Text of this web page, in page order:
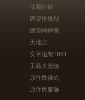
珍藏特展
建築排排站
建築轉轉樂
天地宮
安平追想1661
工藝大冒險
原住民儀式
原住民服飾